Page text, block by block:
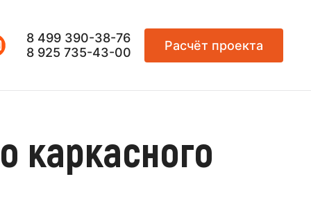
8 499 390-38-76
8 925 735-43-00
Расчёт проекта
каркасного